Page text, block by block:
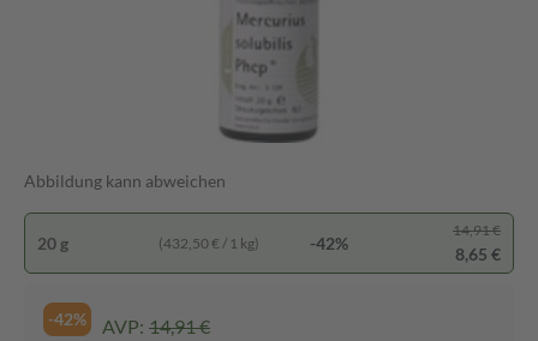
Abbildung kann abweichen
20 g (432,50 € / 1 kg) -42%
14,91 €
8,65 €
-42% AVP: 14,91 €